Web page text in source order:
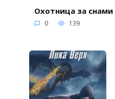
Охотница за
0 139